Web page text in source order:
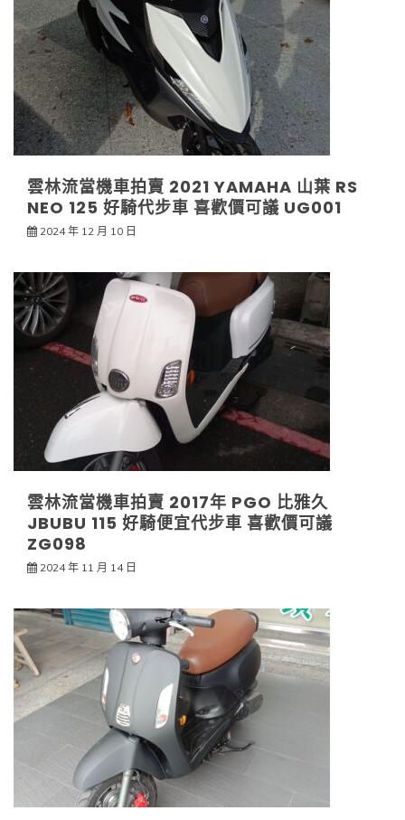
雲林流當機車拍賣 2021 YAMAHA 山葉 RS
NEO 125 好騎代步車 喜歡價可議 UG001
2024 年 12 月 10 日
雲林流當機車拍賣 2017年 PGO 比雅久
JBUBU 115 好騎便宜代步車 喜歡價可議
ZG098
2024 年 11 月 14 日